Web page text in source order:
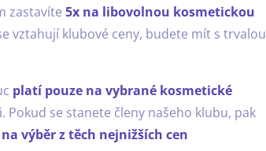
zastavíte5x na libovolnou kosmetickou
vztahují klubové ceny, budete mít s trvalou
platí pouze na vybrané kosmetické
se stanete členy našeho klubu, pak
na výběr z těch nejnižších cen